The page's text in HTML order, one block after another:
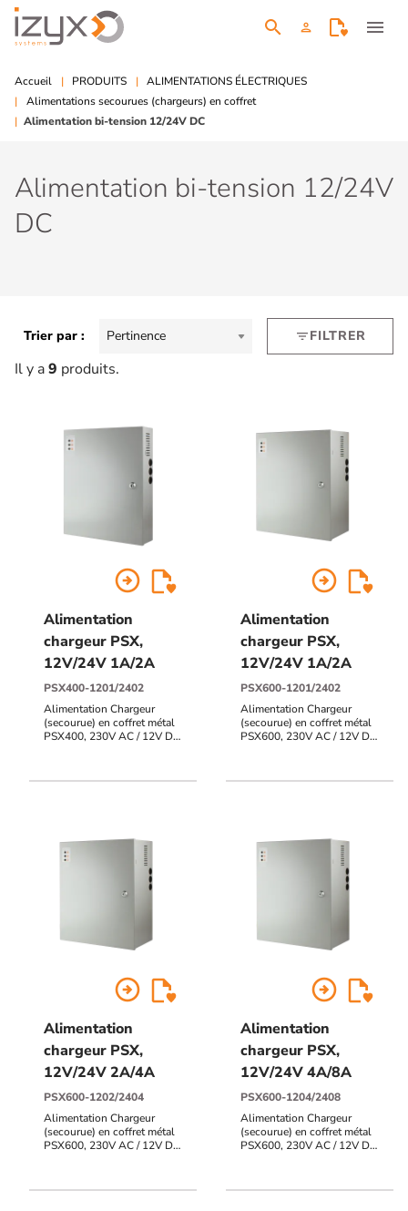
search person menu
Accueil PRODUITS
ALIMENTATIONS ÉLECTRIQUES
Alimentations secourues (chargeurs) en coffret
Alimentation bi-tension 12/24V DC
Alimentation bi-tension 12/24V
DC
Il y a9 produits.
Trier par : Pertinence filter_listFILTRER
arrow_circle_right
Alimentation
chargeur PSX,
12V/24V 1A/2A
PSX400-1201/2402
Alimentation Chargeur
(secourue) en coffret métal
PSX400, 230V AC / 12V DC
en façade
arrow_circle_right
Alimentation
chargeur PSX,
12V/24V 1A/2A
PSX600-1201/2402
Alimentation Chargeur
(secourue) en coffret métal
PSX600, 230V AC / 12V DC
d'état en façade
arrow_circle_right
Alimentation
chargeur PSX,
12V/24V 2A/4A
PSX600-1202/2404
Alimentation Chargeur
(secourue) en coffret métal
PSX600, 230V AC / 12V DC
en façade
arrow_circle_right
Alimentation
chargeur PSX,
12V/24V 4A/8A
PSX600-1204/2408
Alimentation Chargeur
(secourue) en coffret métal
PSX600, 230V AC / 12V DC
d'état en façade